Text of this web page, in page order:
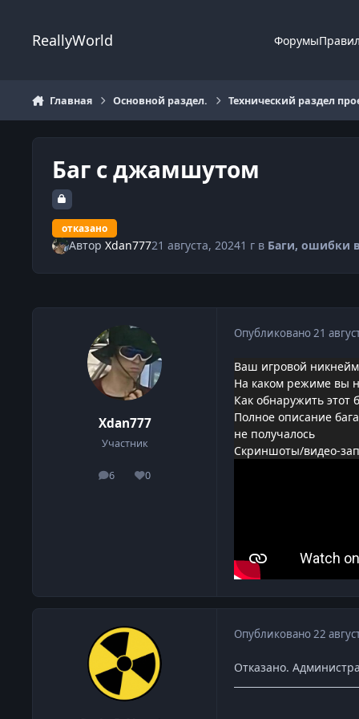
ReallyWorld Форумы
Главная Основной раздел. Технический раздел
Баг с джамшутом
отказано
Автор Xdan77721 августа, 20241 гв Баги, ошибки
Xdan777
Участник
6
сообщения
0
Репутация
Опубликовано21
Ваш игровой
На каком режиме вы
Как обнаружить
Полное описание
не получалось
Скриншоты/видео-
Опубликовано22
Отказано.